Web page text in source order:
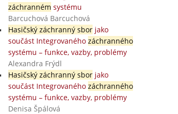
záchranném systému
Barcuchová Barcuchová
Hasičský záchranný sborjako
součást Integrovaného záchranného
systému – funkce, vazby, problémy
Alexandra Frýdl
Hasičský záchranný sborjako
součást Integrovaného záchranného
systému – funkce, vazby, problémy
Denisa Špálová